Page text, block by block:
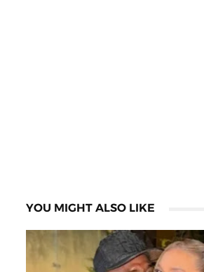
YOU MIGHT ALSO LIKE